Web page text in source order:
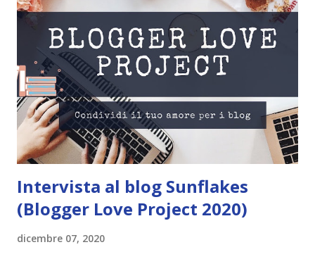
coreografie e la faigaggine interplanetaria dei cantanti lo
trasportano in un mondo in cui si sente accettato, quello in
cui un ragazzo con i capelli rosa può ballare, e non solo non
viene insultato, ma viene addirittura idolatrato! E così, ecco
che arriva l'illuminazione definitiva: Marco lascerà il suo
paesello in Brianza per volare a Seoul - caotica e pazza
megalopoli da oltre 10 milioni di abitanti - e diventare ...
Intervista al blog Sunflakes
(Blogger Love Project 2020)
dicembre 07, 2020